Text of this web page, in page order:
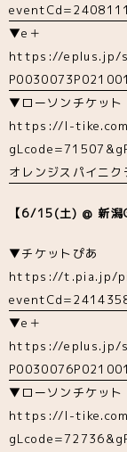
▼e＋
https://eplus.jp/
▼ローソンチケット
https://l-
オレンジスパイニ
【6/15(土) @ 新
▼チケットぴあ
https://t.pia.jp/
▼e＋
https://eplus.jp/
▼ローソンチケット
https://l-